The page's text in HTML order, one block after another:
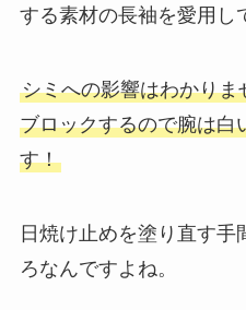
する素材の長袖を愛用し
シミへの影響はわかり
ブロックするので腕は白
す！
日焼け止めを塗り直す手
ろなんですよね。